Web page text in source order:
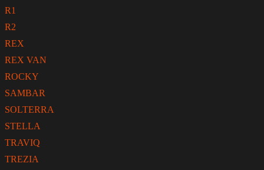
R1
R2
REX
REX VAN
ROCKY
SAMBAR
SOLTERRA
STELLA
TRAVIQ
TREZIA